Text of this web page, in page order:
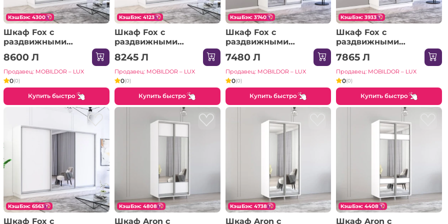
КэшБэк: 4300
Шкаф Fox с
раздвижными
дверями из ЛДСП с
элементами из
зеркала (200x60x210H
см) Белый
8600 Л
Продавец: MOBILDOR – LUX
0(0)
Купить быстро
КэшБэк: 4123
Шкаф Fox с
раздвижными
дверями из ЛДСП
(220x60x230H см)
Сонома
8245 Л
Продавец: MOBILDOR – LUX
0(0)
Купить быстро
КэшБэк: 3740
Шкаф Fox с
раздвижными
зеркальными дверями
и ЛДСП (170x60x220H
см) Сонома
7480 Л
Продавец: MOBILDOR – LUX
0(0)
Купить быстро
КэшБэк: 3933
Шкаф Fox с
раздвижными
зеркальными дверями
(160x60x240H см)
Белый
7865 Л
Продавец: MOBILDOR – LUX
0(0)
Купить быстро
КэшБэк: 6563
Шкаф Fox с
КэшБэк: 4808
Шкаф Aron с
КэшБэк: 4738
Шкаф Aron с
КэшБэк: 4408
Шкаф Aron с